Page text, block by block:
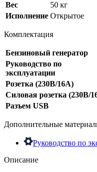
Вес
50 кг
Исполнение Открытое
Комплектация
Бензиновый генератор
Руководство по
эксплуатации
Розетка (230В/16A)
Силовая розетка (230В/
Разъем USB
Дополнительные
Руководство по
Описание